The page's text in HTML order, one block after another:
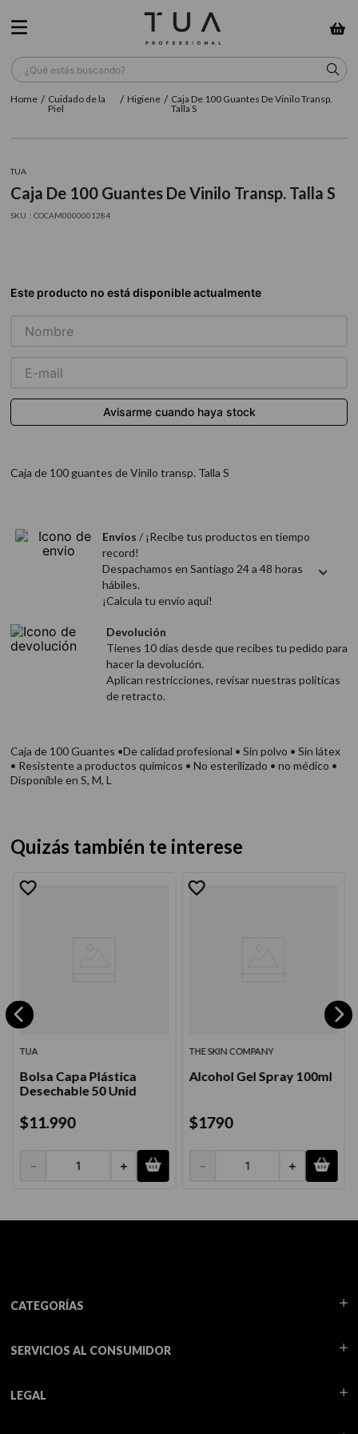
¿Qué estás buscando?
Cuidado de la
Piel
Higiene
Caja De 100 Guantes De Vinilo Transp.
Talla S
TUA
Caja De 100 Guantes De Vinilo Transp. Talla S
: COCAM0000001284
Caja de 100 guantes de Vinilo transp. Talla S
Envíos / ¡Recibe tus productos en tiempo
record!
Despachamos en Santiago 24 a 48 horas
hábiles.
¡Calcula tu envío aquí!
Devolución
Tienes 10 días desde que recibes tu pedido para
hacer la devolución.
Aplican restricciones, revisar nuestras politicas
de retracto.
Caja de 100 Guantes •De calidad profesional • Sin polvo • Sin látex
• Resistente a productos químicos • No esterilizado • no médico •
Disponible en S, M, L
Quizás también te interese
TUA
Bolsa Capa Plástica
Desechable 50 Unid
$11.990
＋
－
THE SKIN COMPANY
Alcohol Gel Spray 100ml
$1790
＋
－
CATEGORÍAS
SERVICIOS AL CONSUMIDOR
LEGAL
TÉRMINOS MÁS BUSCADOS
3. farmavita
8. loreal
9. acondicionador
10.